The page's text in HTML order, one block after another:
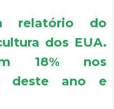
relatório do
dos EUA.
18% nos
deste ano e